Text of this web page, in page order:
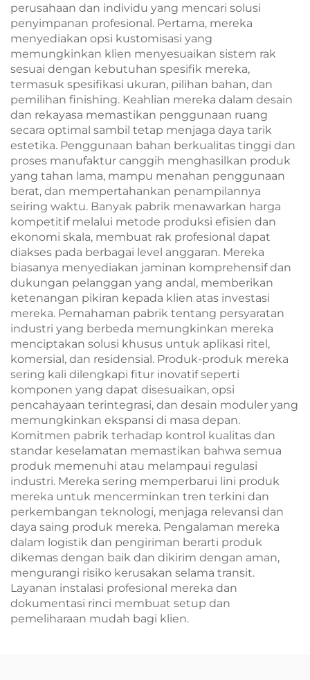
perusahaan dan individu yang mencari solusi
penyimpanan profesional. Pertama, mereka
menyediakan opsi kustomisasi yang
memungkinkan klien menyesuaikan sistem rak
sesuai dengan kebutuhan spesifik mereka,
termasuk spesifikasi ukuran, pilihan bahan, dan
pemilihan finishing. Keahlian mereka dalam desain
dan rekayasa memastikan penggunaan ruang
secara optimal sambil tetap menjaga daya tarik
estetika. Penggunaan bahan berkualitas tinggi dan
proses manufaktur canggih menghasilkan produk
yang tahan lama, mampu menahan penggunaan
berat, dan mempertahankan penampilannya
seiring waktu. Banyak pabrik menawarkan harga
kompetitif melalui metode produksi efisien dan
ekonomi skala, membuat rak profesional dapat
diakses pada berbagai level anggaran. Mereka
biasanya menyediakan jaminan komprehensif dan
dukungan pelanggan yang andal, memberikan
ketenangan pikiran kepada klien atas investasi
mereka. Pemahaman pabrik tentang persyaratan
industri yang berbeda memungkinkan mereka
menciptakan solusi khusus untuk aplikasi ritel,
komersial, dan residensial. Produk-produk mereka
sering kali dilengkapi fitur inovatif seperti
komponen yang dapat disesuaikan, opsi
pencahayaan terintegrasi, dan desain moduler yang
memungkinkan ekspansi di masa depan.
Komitmen pabrik terhadap kontrol kualitas dan
standar keselamatan memastikan bahwa semua
produk memenuhi atau melampaui regulasi
industri. Mereka sering memperbarui lini produk
mereka untuk mencerminkan tren terkini dan
perkembangan teknologi, menjaga relevansi dan
daya saing produk mereka. Pengalaman mereka
dalam logistik dan pengiriman berarti produk
dikemas dengan baik dan dikirim dengan aman,
mengurangi risiko kerusakan selama transit.
Layanan instalasi profesional mereka dan
dokumentasi rinci membuat setup dan
pemeliharaan mudah bagi klien.